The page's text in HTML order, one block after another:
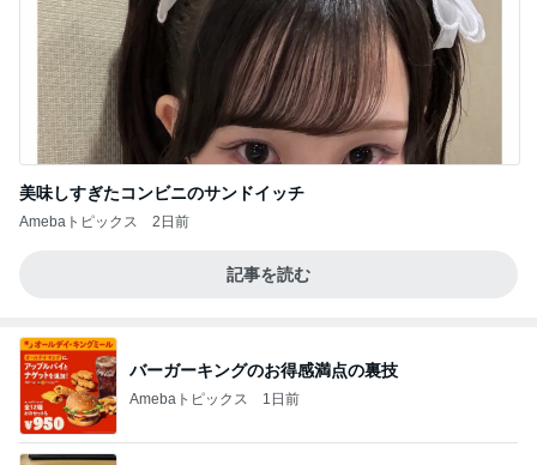
美味しすぎたコンビニのサンドイッチ
Amebaトピックス 2日前
記事を読む
バーガーキングのお得感満点の裏技
Amebaトピックス 1日前